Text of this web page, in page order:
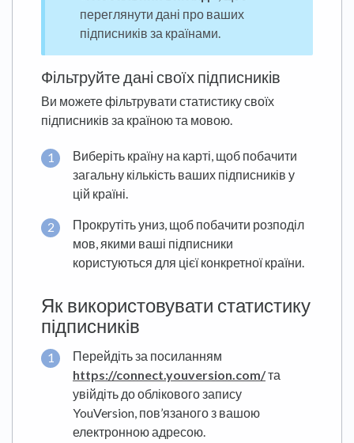
переглянути дані про ваших
підписників за країнами.
Фільтруйте дані своїх підписників
Ви можете фільтрувати статистику своїх
підписників за країною та мовою.
Виберіть країну на карті, щоб побачити
загальну кількість ваших підписників у
цій країні.
Прокрутіть униз, щоб побачити розподіл
мов, якими ваші підписники
користуються для цієї конкретної країни.
Як використовувати статистику
підписників
Перейдіть за посиланням
https://connect.youversion.com/та
увійдіть до облікового запису
YouVersion, пов’язаного з вашою
електронною адресою.